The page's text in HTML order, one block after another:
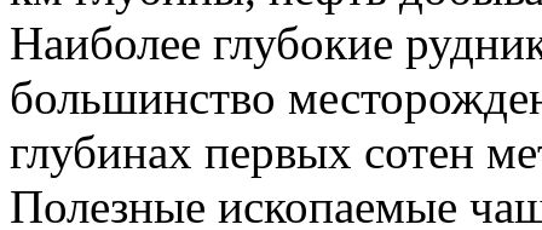
Наиболее глубокие
большинство
глубинах первых сотен
Полезные ископаемые